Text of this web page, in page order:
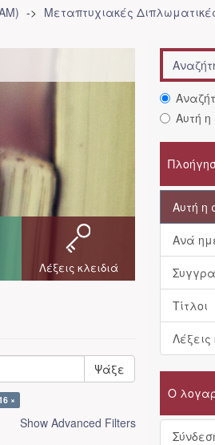
Μεταπτυχιακές
Λέξεις κλειδιά
Ψάξε
×
Show Advanced Filters
Αυτή
Αυτή η
Ανά
Τίτλοι
Λέξεις
Ο